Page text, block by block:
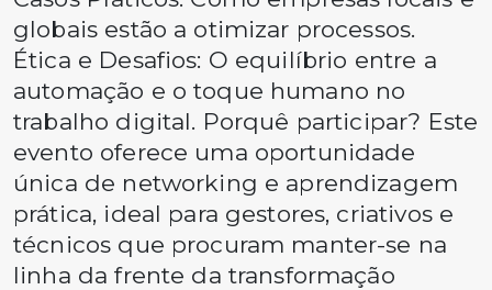
globais estão a otimizar processos.
Ética e Desafios: O equilíbrio entre a
automação e o toque humano no
trabalho digital. Porquê participar? Este
evento oferece uma oportunidade
única de networking e aprendizagem
prática, ideal para gestores, criativos e
técnicos que procuram manter-se na
linha da frente da transformação